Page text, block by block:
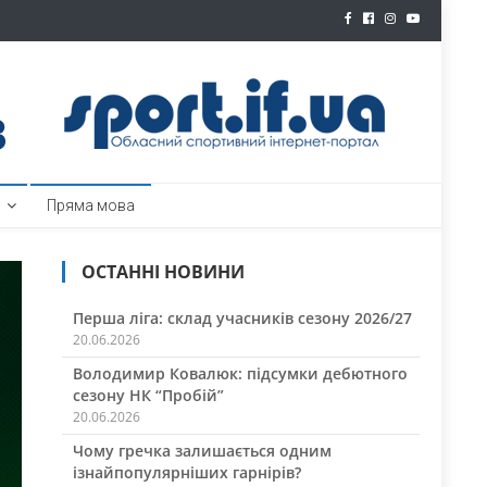
Пряма мова
ОСТАННІ НОВИНИ
Перша ліга: склад учасників сезону 2026/27
20.06.2026
Володимир Ковалюк: підсумки дебютного
сезону НК “Пробій”
20.06.2026
Чому гречка залишається одним
ізнайпопулярніших гарнірів?